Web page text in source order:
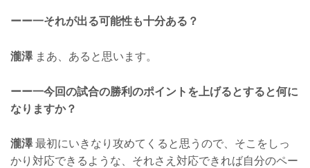
ーー一それが出る可能性も十分ある？
瀧澤まあ、あると思います。
ーー一今回の試合の勝利のポイントを上げるとすると何に
なりますか？
瀧澤最初にいきなり攻めてくると思うので、そこをしっ
かり対応できるような、それさえ対応できれば自分のペー